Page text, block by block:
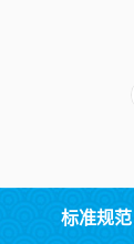
标准规范